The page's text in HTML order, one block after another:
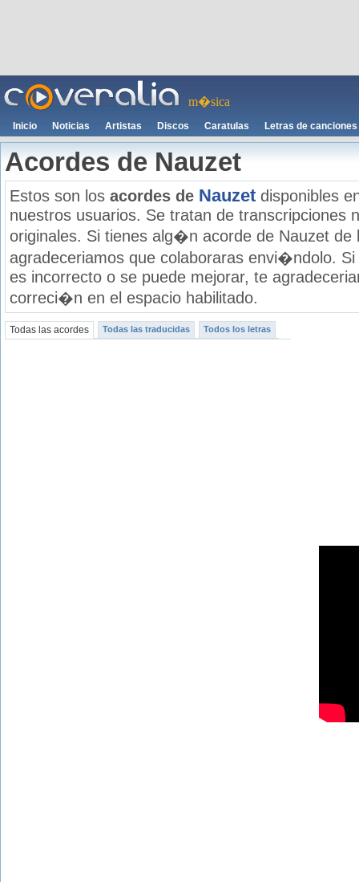
m�sica
Inicio Noticias Artistas Discos Caratulas Letras de canciones
Acordes de Nauzet
Estos son los acordes de Nauzet disponibles
nuestros usuarios. Se tratan de transcripciones
originales. Si tienes alg�n acorde de Nauzet de
agradeceriamos que colaboraras envi�ndolo.
es incorrecto o se puede mejorar, te
correci�n en el espacio habilitado.
Todas las acordes Todas las traducidas Todos los letras